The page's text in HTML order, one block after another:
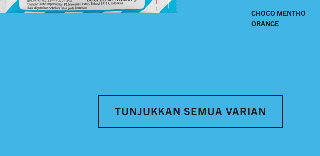
CHOCO MENTHO
ORANGE
TUNJUKKAN SEMUA VARIAN